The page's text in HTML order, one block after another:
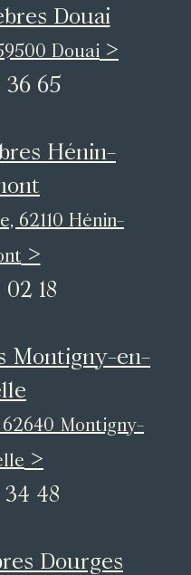
Douai
Douai >
36 65
Hénin-
62110 Hénin-
>
18
Montigny-en-
Montigny-
>
34 48
Dourges